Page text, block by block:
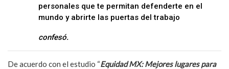
personales que te permitan defenderte en el
mundo y abrirte las puertas del trabajo
confesó.
De acuerdo con el estudio “Equidad MX: Mejores lugares para